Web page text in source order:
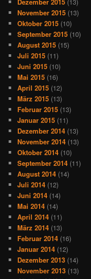
Dezember 2015 (13)
November 2015 (13)
Oktober 2015 (10)
September 2015 (10)
August 2015 (15)
Juli 2015 (11)
Juni 2015 (10)
Mai 2015 (16)
April 2015 (12)
März 2015 (13)
Februar 2015 (13)
Januar 2015 (11)
Dezember 2014 (13)
November 2014 (13)
Oktober 2014 (10)
September 2014 (11)
August 2014 (14)
Juli 2014 (12)
Juni 2014 (14)
Mai 2014 (14)
April 2014 (11)
März 2014 (13)
Februar 2014 (16)
Januar 2014 (12)
Dezember 2013 (14)
November 2013 (13)